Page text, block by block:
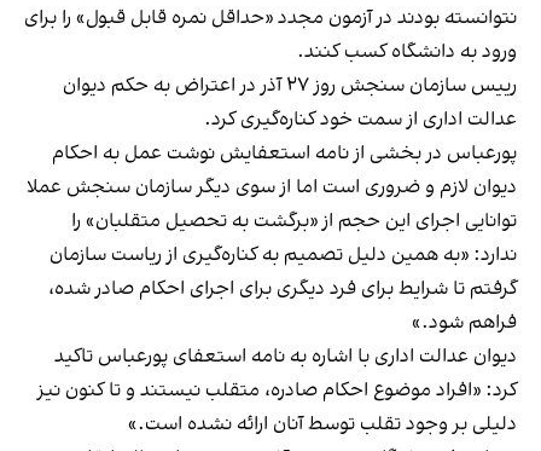
نتوانسته بودند در آزمون مجدد «حداقل نمره قابل قبول» را برای
ورود به دانشگاه‌ کسب کنند.
رییس سازمان سنجش روز ۲۷ آذر در اعتراض به حکم دیوان
عدالت اداری از سمت خود کناره‌گیری کرد.
پورعباس در بخشی از نامه استعفایش نوشت عمل به احکام
دیوان لازم و ضروری است اما از سوی دیگر سازمان سنجش عملا
توانایی اجرای این حجم از «برگشت به تحصیل متقلبان» را
ندارد: «به همین دلیل تصمیم‌ به کناره‌گیری از ریاست سازمان
گرفتم تا شرایط برای فرد دیگری برای اجرای احکام صادر شده،
فراهم شود.»
دیوان عدالت اداری با اشاره به نامه استعفای پورعباس تاکید
کرد: «افراد موضوع احکام صادره، متقلب نیستند و تا کنون نیز
دلیلی بر وجود تقلب توسط آنان ارائه نشده است.»